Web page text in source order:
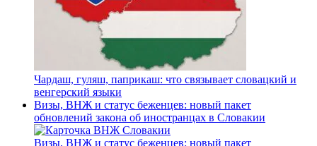
Чардаш, гуляш, паприкаш: что связывает словацкий и
венгерский языки
Визы, ВНЖ и статус беженцев: новый пакет
обновлений закона об иностранцах в Словакии
Визы, ВНЖ и статус беженцев: новый пакет